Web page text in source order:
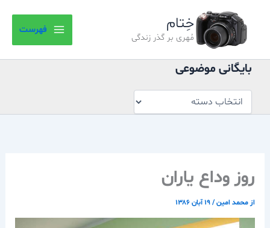
خِتام
مُهری بر گذر زندگی
فهرست
بایگانی موضوعی
موضوعی
روز وداع ياران
از محمد امین/۱۹ آبان ۱۳۸۶